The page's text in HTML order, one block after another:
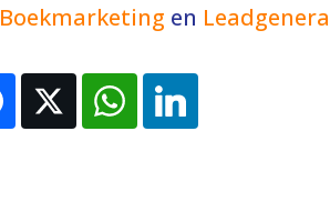
Boekmarketing en